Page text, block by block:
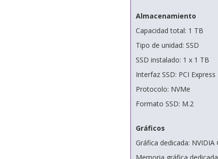
Almacenamiento
Capacidad total: 1 TB
Tipo de unidad: SSD
SSD instalado: 1 x 1 TB
Interfaz SSD: PCI Express
Protocolo: NVMe
Formato SSD: M.2
Gráficos
Gráfica dedicada: NVIDIA